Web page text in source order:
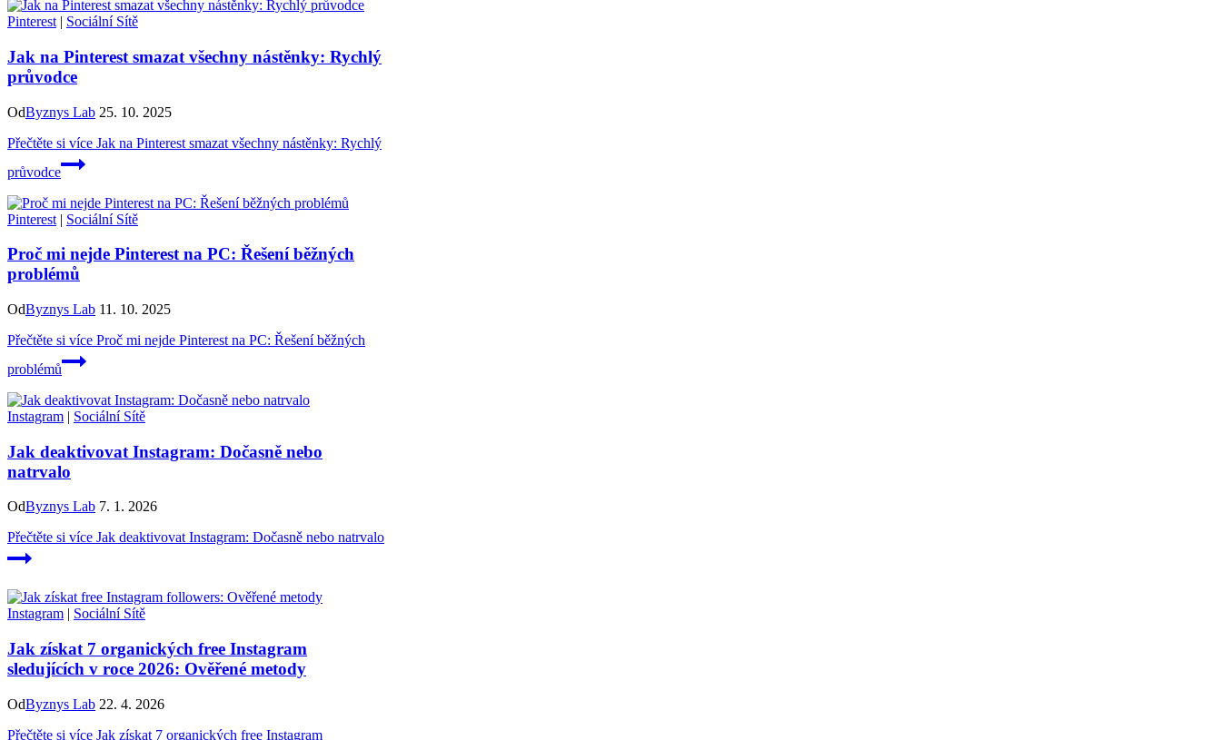
Pinterest | Sociální Sítě
Jak na Pinterest smazat všechny nástěnky: Rychlý
průvodce
OdByznys Lab 25. 10. 2025
Přečtěte si více Jak na Pinterest smazat všechny nástěnky: Rychlý
průvodce
Pinterest | Sociální Sítě
Proč mi nejde Pinterest na PC: Řešení běžných
problémů
OdByznys Lab 11. 10. 2025
Přečtěte si více Proč mi nejde Pinterest na PC: Řešení běžných
problémů
Instagram | Sociální Sítě
Jak deaktivovat Instagram: Dočasně nebo
natrvalo
OdByznys Lab 7. 1. 2026
Přečtěte si více Jak deaktivovat Instagram: Dočasně nebo natrvalo
Instagram | Sociální Sítě
Jak získat 7 organických free Instagram
sledujících v roce 2026: Ověřené metody
OdByznys Lab 22. 4. 2026
Přečtěte si více Jak získat 7 organických free Instagram